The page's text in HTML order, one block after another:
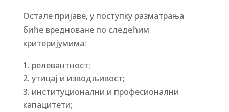
Остале пријаве, у поступку разматрања
биће вредноване по следећим
критеријумима:
релевантност;
утицај и изводљивост;
институционални и професионални
капацитети;